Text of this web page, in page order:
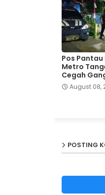
Pos
Metro
Cegah
August 08,
POSTING